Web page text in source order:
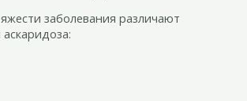
заболевания различают